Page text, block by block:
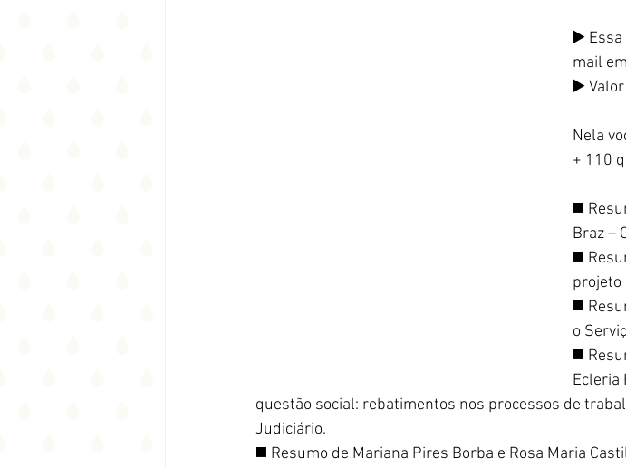
▶️ Essa
mail
▶️
Nela
+ 110
◼️
Braz –
◼️
projeto
◼️
o
◼️
Ecleria
questão social: rebatimentos nos processos de
Judiciário.
◼️ Resumo de Mariana Pires Borba e Rosa Maria